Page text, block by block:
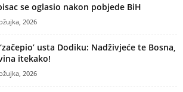
se oglasio nakon pobjede BiH
2026
usta Dodiku: Nadživjeće te Bosna,
itekako!
2026